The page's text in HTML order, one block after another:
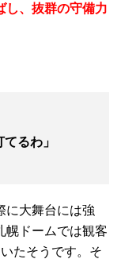
し、抜群の守備力
るわ」
に大舞台には強
幌ドームでは観客
たそうです。そ